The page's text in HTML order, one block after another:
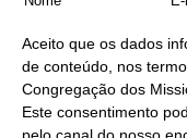
Aceito que os dados
de conteúdo, nos
Congregação dos
Este consentimento